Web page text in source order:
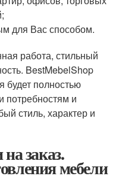
для Вас способом.
работа, стильный
BestMebelShop
будет полностью
потребностям и
стиль, характер и
заказ.
мебели